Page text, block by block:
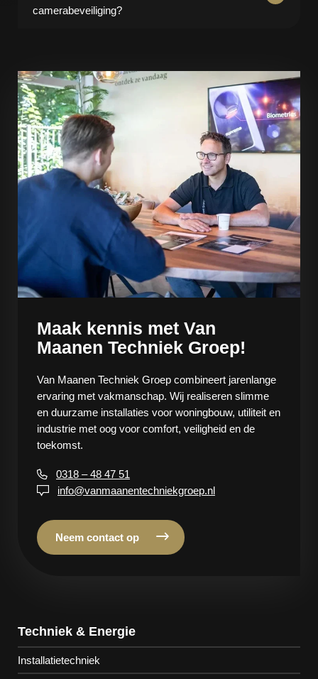
camerabeveiliging?
Dit zorgt voor een compleet en gelaagd
beveiligingssysteem.
Maak kennis met Van
Maanen Techniek Groep!
Van Maanen Techniek Groep combineert jarenlange
ervaring met vakmanschap. Wij realiseren slimme
en duurzame installaties voor woningbouw, utiliteit en
industrie met oog voor comfort, veiligheid en de
toekomst.
0318 – 48 47 51
info@vanmaanentechniekgroep.nl
Neem contact op
Techniek & Energie
Installatietechniek